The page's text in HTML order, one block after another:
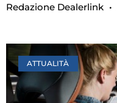
Redazione Dealerlink
ATTUALITÀ